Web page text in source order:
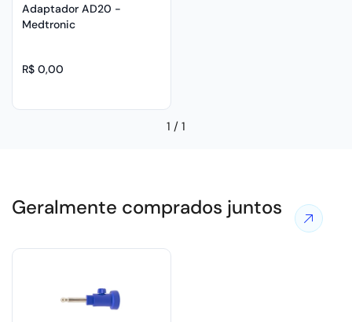
Adaptador AD20 -
Medtronic
R$ 0,00
1 / 1
Geralmente comprados juntos Ver
mais